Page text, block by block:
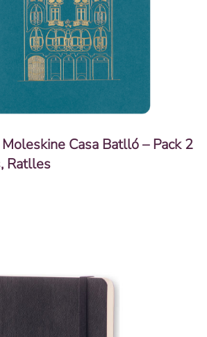
Casa Batlló – Pack 2
Ratlles